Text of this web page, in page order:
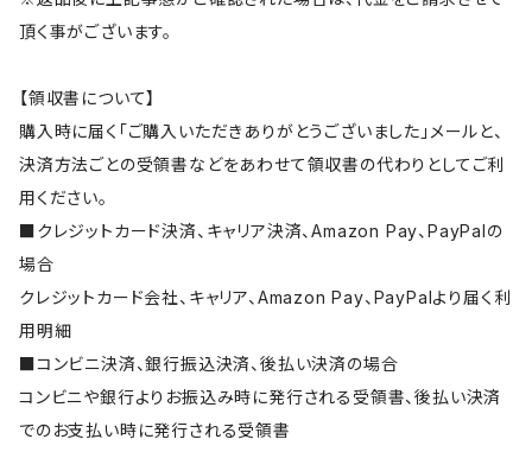
頂く事がございます。
【領収書について】
購入時に届く「ご購入いただきありがとうございました」メールと、
決済方法ごとの受領書などをあわせて領収書の代わりとしてご利
用ください。
■クレジットカード決済、キャリア決済、Amazon Pay、PayPalの
場合
クレジットカード会社、キャリア、Amazon Pay、PayPalより届く利
用明細
■コンビニ決済、銀行振込決済、後払い決済の場合
コンビニや銀行よりお振込み時に発行される受領書、後払い決済
でのお支払い時に発行される受領書